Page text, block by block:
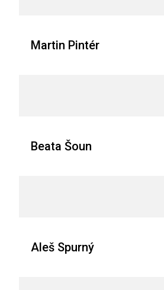
Martin Pintér
Beata Šoun
Aleš Spurný